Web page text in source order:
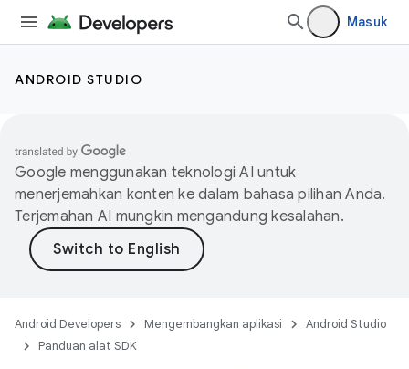
Masuk
ANDROID STUDIO
Google menggunakan teknologi AI untuk
menerjemahkan konten ke dalam bahasa pilihan Anda.
Terjemahan AI mungkin mengandung kesalahan.
Android Developers Mengembangkan aplikasi
Android Studio
Panduan alat SDK